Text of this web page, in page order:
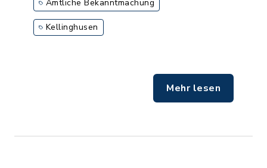
Amtliche Bekanntmachung
Kellinghusen
Mehr lesen